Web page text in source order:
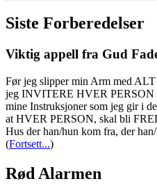
Siste Forberedelser
Viktig appell fra Gud
Før jeg slipper min Arm med
jeg INVITERE HVER PERSON
mine Instruksjoner som jeg gir i
at HVER PERSON, skal bli
Hus der han/hun kom fra, der
(Fortsett...)
Rød Alarmen